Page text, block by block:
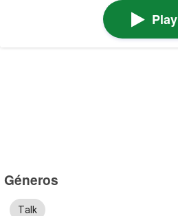
Play
Géneros
Talk